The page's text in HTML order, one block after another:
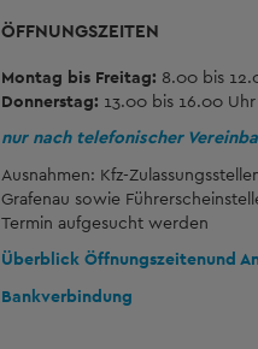
ÖFFNUNGSZEITEN
Montag bis Freitag: 8.00 bis
Donnerstag: 13.00 bis 16.00 Uhr
nur nach telefonischer
Ausnahmen: Kfz-
Grafenau sowie
Termin aufgesucht werden
Überblick Öffnungszeitenund
Bankverbindung